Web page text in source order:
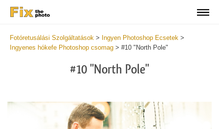
Fotóretusálási Szolgáltatások > Ingyen Photoshop Ecsetek >
Ingyenes hókefe Photoshop csomag > #10 "North Pole"
#10 "North Pole"